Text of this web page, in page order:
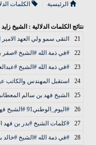
الرئيسية الكلمات
نتائج الكلمات الدلالية : الشيخ زايد
21
التقى سمو ولي العهد الامير
22
#في ذمة الله #الشيخ #صقر
23
#في ذمة الله #الشيخ
24
استقبل المهندس والكاتب
25
الشيخ فهد بن سالم
26
#اليوم_الوطني91 #الشيخ فهد بن عجران #العجران #الخالدي
27
#كلمات الشيخ #بدر بن فهد
28
#في ذمة الله #الشيخ #خالد